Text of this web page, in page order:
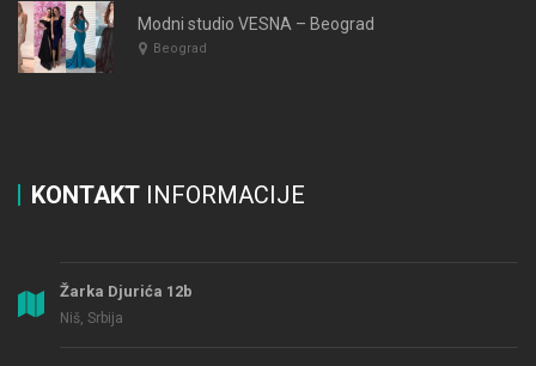
Modni studio VESNA – Beograd
Beograd
KONTAKT INFORMACIJE
Žarka Djurića 12b
Niš, Srbija